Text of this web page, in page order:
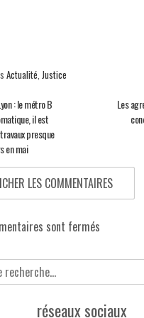
Actualité, Justice
: le métro B
il est
presque
en mai
Les
LES COMMENTAIRES
sont fermés
réseaux sociaux